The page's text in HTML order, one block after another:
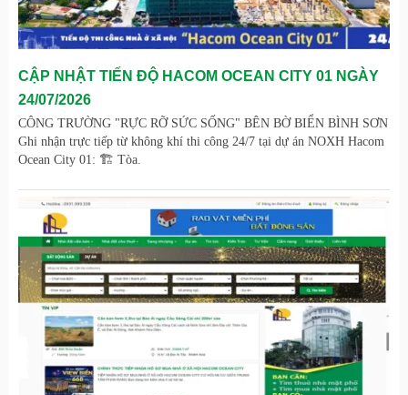
CẬP NHẬT TIẾN ĐỘ HACOM OCEAN CITY 01 NGÀY
24/07/2026
CÔNG TRƯỜNG "RỰC RỠ SỨC SỐNG" BÊN BỜ BIỂN BÌNH SƠN
Ghi nhận trực tiếp từ không khí thi công 24/7 tại dự án NOXH Hacom
Ocean City 01: 🏗️ Tòa.